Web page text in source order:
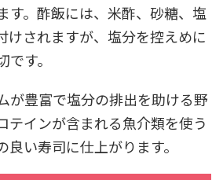
す。酢飯には、米酢、砂糖、塩
けされますが、塩分を控えめに
す。
が豊富で塩分の排出を助ける野
テインが含まれる魚介類を使う
良い寿司に仕上がります。